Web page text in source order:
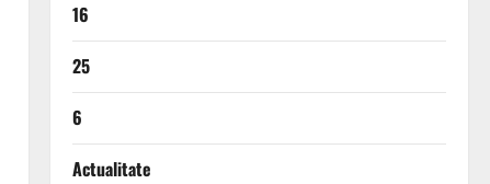
16
25
6
Actualitate